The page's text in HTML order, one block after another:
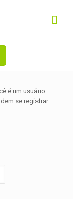
é um usuário
se registrar